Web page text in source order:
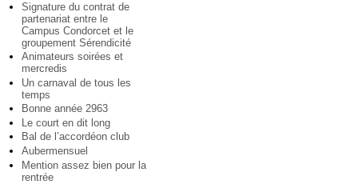
Signature du contrat de
partenariat entre le
Campus Condorcet et le
groupement Sérendicité
Animateurs soirées et
mercredis
Un carnaval de tous les
temps
Bonne année 2963
Le court en dit long
Bal de l’accordéon club
Aubermensuel
Mention assez bien pour la
rentrée